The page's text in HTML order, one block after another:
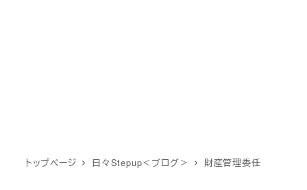
トップページ 日々Stepup＜ブログ＞ 財産管理委任